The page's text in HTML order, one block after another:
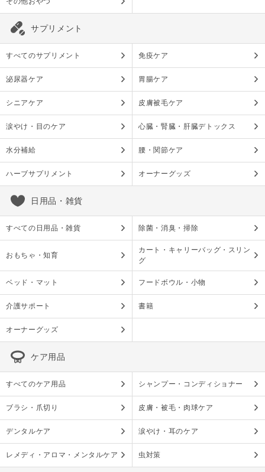
サプリメント
すべてのサプリメント 免疫ケア
泌尿器ケア 胃腸ケア
シニアケア 皮膚被毛ケア
涙やけ・目のケア 心臓・腎臓・肝臓デトックス
水分補給 腰・関節ケア
ハーブサプリメント オーナーグッズ
日用品・雑貨
すべての日用品・雑貨 除菌・消臭・掃除
おもちゃ・知育
カート・キャリーバッグ・スリン
グ
ベッド・マット フードボウル・小物
介護サポート 書籍
オーナーグッズ
ケア用品
すべてのケア用品 シャンプー・コンディショナー
ブラシ・爪切り 皮膚・被毛・肉球ケア
デンタルケア 涙やけ・耳のケア
レメディ・アロマ・メンタルケア 虫対策